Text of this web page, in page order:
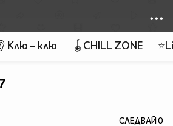
Клю – клю 🪀CHILL ZONE
СЛЕДВАЙ0